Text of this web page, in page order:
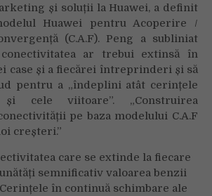
și soluții la Huawei, a definit
Huawei pentru Acoperire /
(C.A.F). Peng a subliniat
ar trebui extinsă în
case și a fiecărei întreprinderi și să
pentru a „îndeplini atât cerințele
cele viitoare”. „Construirea
pe baza modelului C.A.F
creșteri.”
care se extinde la fiecare
semnificativ valoarea benzii
în continuă schimbare ale